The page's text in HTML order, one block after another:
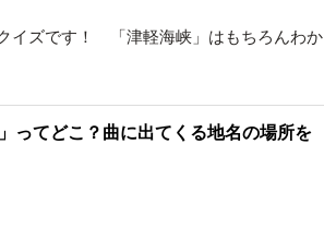
イズです！ 「津軽海峡」はもちろんわか
」ってどこ？曲に出てくる地名の場所を